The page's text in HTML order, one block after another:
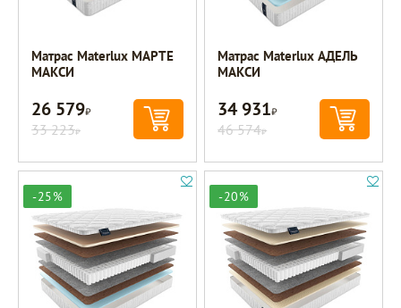
Матрас Materlux МАРТЕ
МАКСИ
26 579Р
33 223Р
Матрас Materlux АДЕЛЬ
МАКСИ
34 931Р
46 574Р
-25% -20%